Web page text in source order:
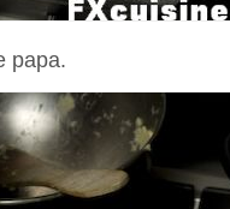
papa.